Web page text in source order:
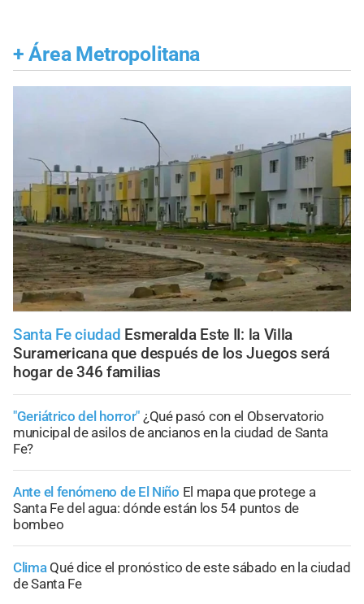
+ Área Metropolitana
Santa Fe ciudad Esmeralda Este II: la Villa
Suramericana que después de los Juegos será
hogar de 346 familias
"Geriátrico del horror" ¿Qué pasó con el Observatorio
municipal de asilos de ancianos en la ciudad de Santa
Fe?
Ante el fenómeno de El Niño El mapa que protege a
Santa Fe del agua: dónde están los 54 puntos de
bombeo
Clima Qué dice el pronóstico de este sábado en la ciudad
de Santa Fe